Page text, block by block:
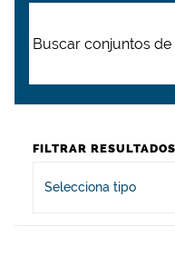
FILTRAR RESULTADOS
Selecciona tipo